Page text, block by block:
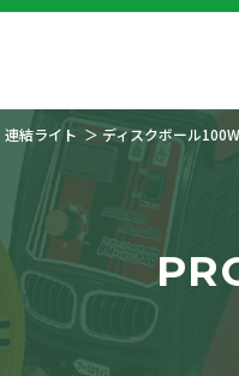
連結ライト ディスクボール100W